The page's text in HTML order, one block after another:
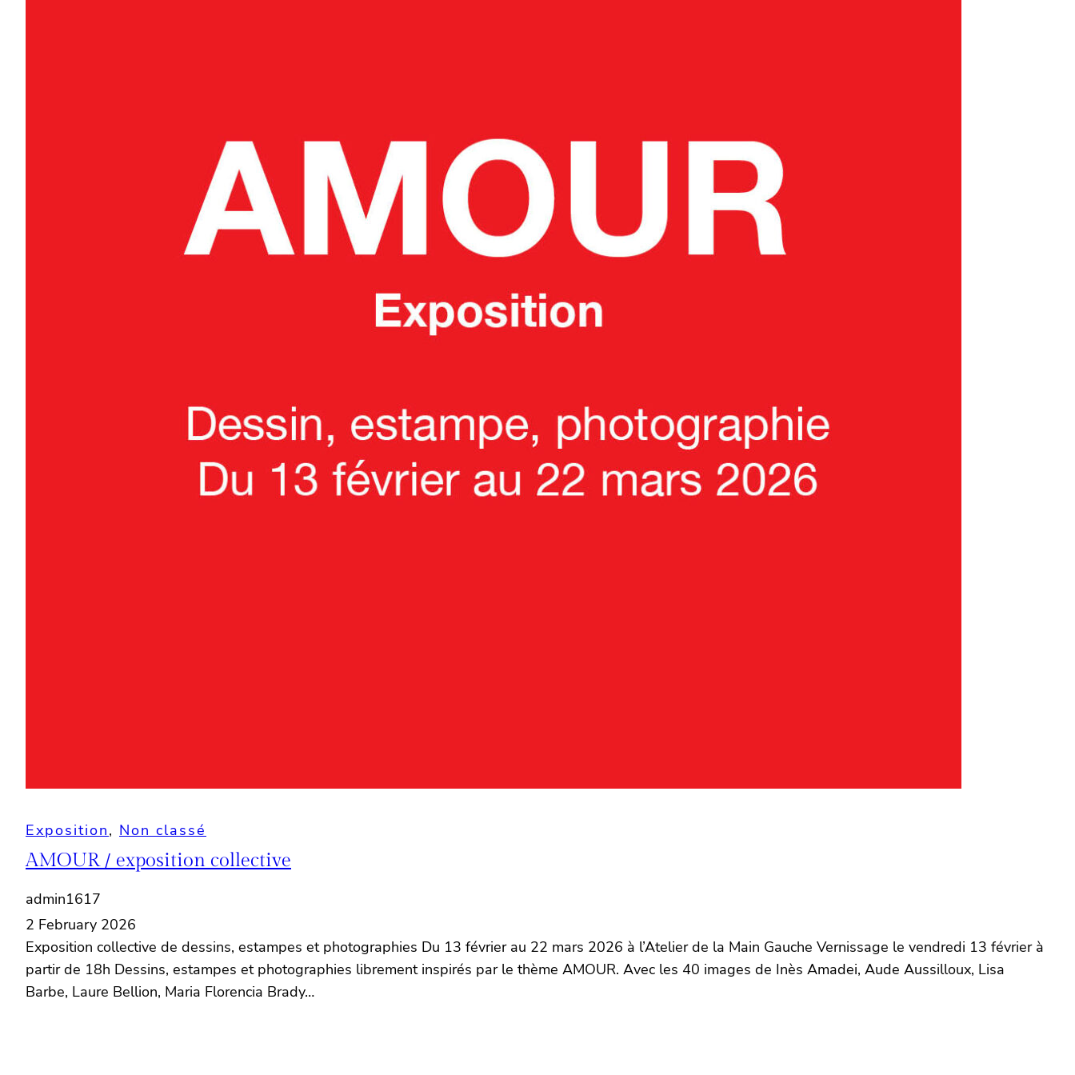
Exposition, Non classé
AMOUR / exposition collective
admin1617
2 February 2026
Exposition collective de dessins, estampes et photographies Du 13 février au 22 mars 2026 à l’Atelier de la Main Gauche Vernissage le vendredi 13 février à
partir de 18h Dessins, estampes et photographies librement inspirés par le thème AMOUR. Avec les 40 images de Inès Amadei, Aude Aussilloux, Lisa
Barbe, Laure Bellion, Maria Florencia Brady…